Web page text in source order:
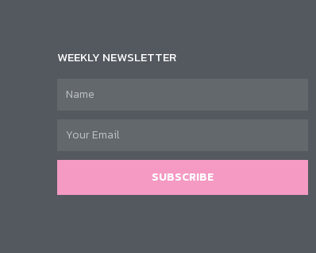
WEEKLY NEWSLETTER
SUBSCRIBE